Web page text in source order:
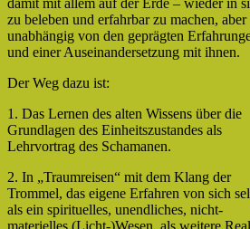
zu beleben und erfahrbar zu machen, aber
unabhängig von den geprägten
und einer Auseinandersetzung mit ihnen.
Der Weg dazu ist:
1. Das Lernen des alten Wissens über die
Grundlagen des Einheitszustandes als
Lehrvortrag des Schamanen.
2. In „Traumreisen“ mit dem Klang der
Trommel, das eigene Erfahren von sich
als ein spirituelles, unendliches, nicht-
materielles (Licht-)Wesen, als weitere